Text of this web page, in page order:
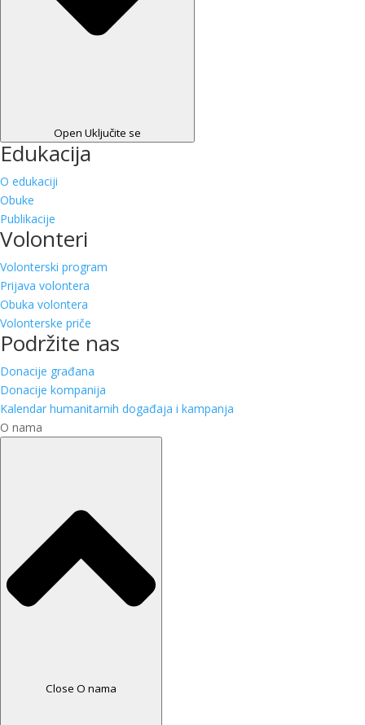
Open Uključite se
Edukacija
O edukaciji
Obuke
Publikacije
Volonteri
Volonterski program
Prijava volontera
Obuka volontera
Volonterske priče
Podržite nas
Donacije građana
Donacije kompanija
Kalendar humanitarnih događaja i kampanja
O nama
Close O nama